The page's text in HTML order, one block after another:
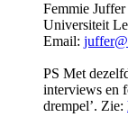
Femmie Juffer
Universiteit
Email:
PS Met
interviews en
drempel’. Zie: